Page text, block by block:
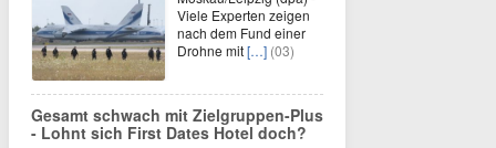
Viele Experten zeigen
nach dem Fund einer
Drohne mit[…] (03)
Gesamt schwach mit Zielgruppen-Plus
- Lohnt sich First Dates Hotel doch?